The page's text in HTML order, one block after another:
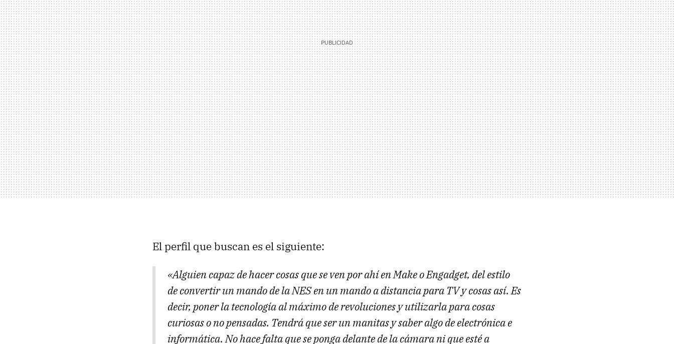
El perfil que buscan es el siguiente:
«Alguien capaz de hacer cosas que se ven por ahí en Make o Engadget, del estilo
de convertir un mando de la NES en un mando a distancia para TV y cosas así. Es
decir, poner la tecnología al máximo de revoluciones y utilizarla para cosas
curiosas o no pensadas. Tendrá que ser un manitas y saber algo de electrónica e
informática. No hace falta que se ponga delante de la cámara ni que esté a